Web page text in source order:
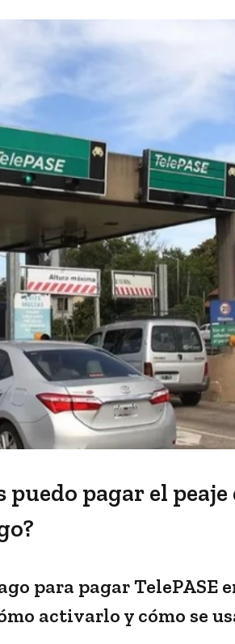
pagar el peaje
para pagar TelePASE
activarlo y cómo se